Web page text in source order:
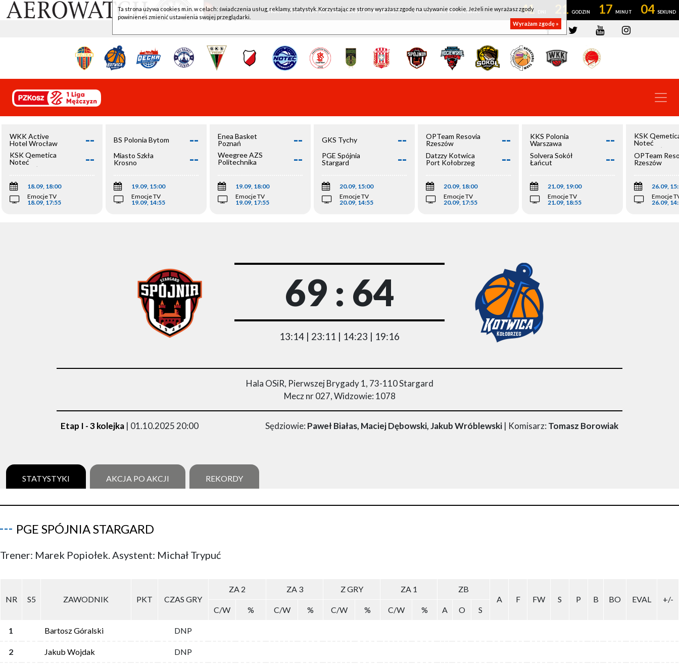
WKK ACTIVE HOTEL WROCŁAW - KSK QEMETICA NOTEĆ INOWROCŁAW 41 21 17 03
WKK Active
Hotel Wrocław
--
KSK Qemetica
Noteć
Inowrocław
--
18.09, 18:00
Emocje TV
18.09, 17:55
BS Polonia Bytom --
Miasto Szkła
Krosno
--
19.09, 15:00
Emocje TV
19.09, 14:55
Enea Basket
Poznań
--
Weegree AZS
Politechnika
--
19.09, 18:00
Emocje TV
19.09, 17:55
GKS Tychy --
PGE Spójnia
Stargard
--
20.09, 15:00
Emocje TV
20.09, 14:55
OPTeam Resovia
Rzeszów
--
Datzzy Kotwica
Port Kołobrzeg
--
20.09, 18:00
Emocje TV
20.09, 17:55
KKS Polonia
Warszawa
--
Solvera Sokół
Łańcut
--
21.09, 19:00
Emocje TV
21.09, 18:55
KSK
Noteć
Inowrocław
OPTeam
Rzeszów
26.09,
Emocje
26.09,
69 : 64
13:14 | 23:11 | 14:23 | 19:16
Hala OSiR, Pierwszej Brygady 1, 73-110 Stargard
Mecz nr 027, Widzowie: 1078
Etap I - 3 kolejka | 01.10.2025 20:00 Sędziowie: Paweł Białas, Maciej Dębowski, Jakub Wróblewski| Komisarz: Tomasz Borowiak
STATYSTYKI AKCJA PO AKCJI REKORDY
PGE SPÓJNIA STARGARD
Trener: Marek Popiołek. Asystent: Michał Trypuć
NR S5 ZAWODNIK PKT CZAS GRY
ZA 2 ZA 3 Z GRY ZA 1
ZB
A
F FW S P B BO EVAL
+/-
C/W
% C/W % C/W % C/W % A O S
1 Bartosz Góralski DNP
2 Jakub Wojdak DNP
Ta strona używa cookies m.in. w celach: świadczenia usług, reklamy, statystyk. Korzystając ze strony wyrażasz zgodę na używanie cookie. Jeżeli nie wyrażasz zgody
powinieneś zmienić ustawienia swojej przeglądarki.
Wyrażam zgodę »